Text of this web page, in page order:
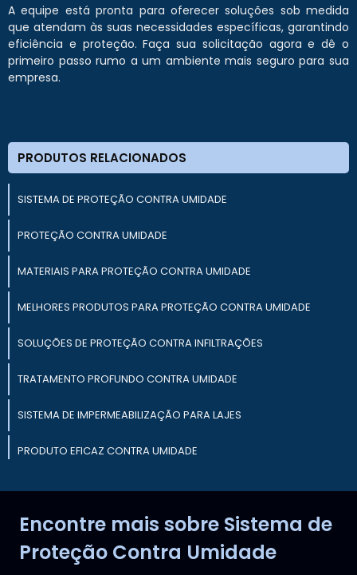
A equipe está pronta para oferecer soluções sob medida
que atendam às suas necessidades específicas, garantindo
eficiência e proteção. Faça sua solicitação agora e dê o
primeiro passo rumo a um ambiente mais seguro para sua
empresa.
PRODUTOS RELACIONADOS
SISTEMA DE PROTEÇÃO CONTRA UMIDADE
PROTEÇÃO CONTRA UMIDADE
MATERIAIS PARA PROTEÇÃO CONTRA UMIDADE
MELHORES PRODUTOS PARA PROTEÇÃO CONTRA UMIDADE
SOLUÇÕES DE PROTEÇÃO CONTRA INFILTRAÇÕES
TRATAMENTO PROFUNDO CONTRA UMIDADE
SISTEMA DE IMPERMEABILIZAÇÃO PARA LAJES
PRODUTO EFICAZ CONTRA UMIDADE
SISTEMA DE DRENAGEM EM CONSTRUÇÃO CIVIL
Encontre mais sobre Sistema de
Proteção Contra Umidade